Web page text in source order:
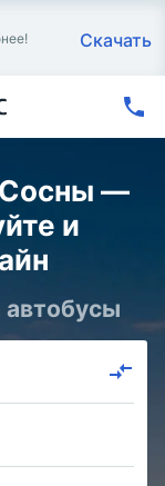
Скачать
Сосны —
и
автобусы